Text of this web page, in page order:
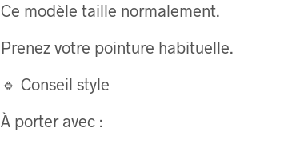
Ce modèle taille normalement.
Prenez votre pointure habituelle.
🔹 Conseil style
À porter avec :